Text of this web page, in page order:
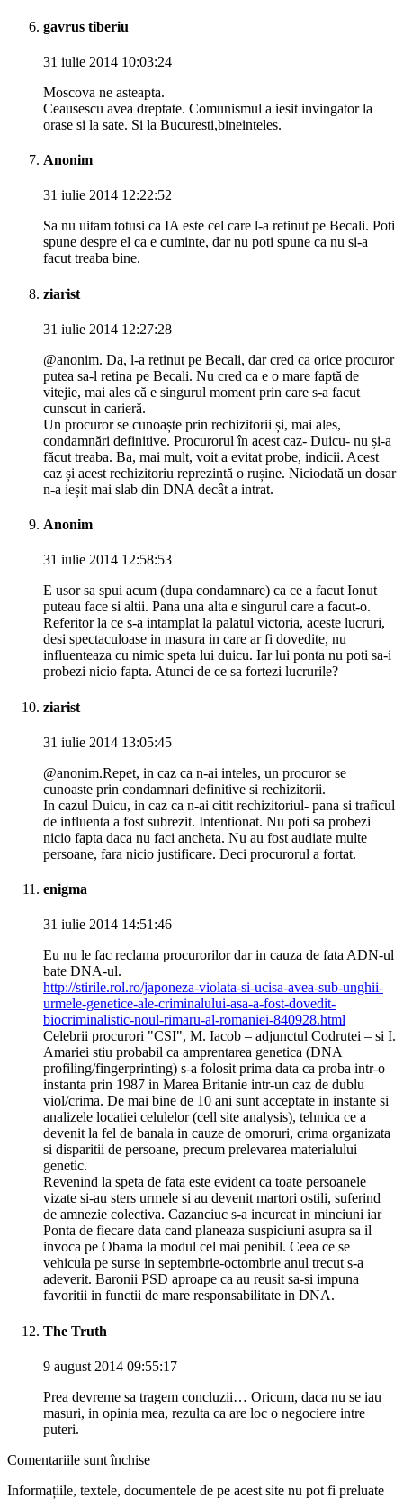
gavrus tiberiu
31 iulie 2014 10:03:24
Moscova ne asteapta.
Ceausescu avea dreptate. Comunismul a iesit invingator la
orase si la sate. Si la Bucuresti,bineinteles.
Anonim
31 iulie 2014 12:22:52
Sa nu uitam totusi ca IA este cel care l-a retinut pe Becali. Poti
spune despre el ca e cuminte, dar nu poti spune ca nu si-a
facut treaba bine.
ziarist
31 iulie 2014 12:27:28
@anonim. Da, l-a retinut pe Becali, dar cred ca orice procuror
putea sa-l retina pe Becali. Nu cred ca e o mare faptă de
vitejie, mai ales că e singurul moment prin care s-a facut
cunscut in carieră.
Un procuror se cunoaște prin rechizitorii și, mai ales,
condamnări definitive. Procurorul în acest caz- Duicu- nu și-a
făcut treaba. Ba, mai mult, voit a evitat probe, indicii. Acest
caz și acest rechizitoriu reprezintă o rușine. Niciodată un dosar
n-a ieșit mai slab din DNA decât a intrat.
Anonim
31 iulie 2014 12:58:53
E usor sa spui acum (dupa condamnare) ca ce a facut Ionut
puteau face si altii. Pana una alta e singurul care a facut-o.
Referitor la ce s-a intamplat la palatul victoria, aceste lucruri,
desi spectaculoase in masura in care ar fi dovedite, nu
influenteaza cu nimic speta lui duicu. Iar lui ponta nu poti sa-i
probezi nicio fapta. Atunci de ce sa fortezi lucrurile?
ziarist
31 iulie 2014 13:05:45
@anonim.Repet, in caz ca n-ai inteles, un procuror se
cunoaste prin condamnari definitive si rechizitorii.
In cazul Duicu, in caz ca n-ai citit rechizitoriul- pana si traficul
de influenta a fost subrezit. Intentionat. Nu poti sa probezi
nicio fapta daca nu faci ancheta. Nu au fost audiate multe
persoane, fara nicio justificare. Deci procurorul a fortat.
enigma
31 iulie 2014 14:51:46
Eu nu le fac reclama procurorilor dar in cauza de fata ADN-ul
bate DNA-ul.
http://stirile.rol.ro/japoneza-violata-si-ucisa-avea-sub-unghii-
urmele-genetice-ale-criminalului-asa-a-fost-dovedit-
biocriminalistic-noul-rimaru-al-romaniei-840928.html
Celebrii procurori "CSI", M. Iacob – adjunctul Codrutei – si I.
Amariei stiu probabil ca amprentarea genetica (DNA
profiling/fingerprinting) s-a folosit prima data ca proba intr-o
instanta prin 1987 in Marea Britanie intr-un caz de dublu
viol/crima. De mai bine de 10 ani sunt acceptate in instante si
analizele locatiei celulelor (cell site analysis), tehnica ce a
devenit la fel de banala in cauze de omoruri, crima organizata
si disparitii de persoane, precum prelevarea materialului
genetic.
Revenind la speta de fata este evident ca toate persoanele
vizate si-au sters urmele si au devenit martori ostili, suferind
de amnezie colectiva. Cazanciuc s-a incurcat in minciuni iar
Ponta de fiecare data cand planeaza suspiciuni asupra sa il
invoca pe Obama la modul cel mai penibil. Ceea ce se
vehicula pe surse in septembrie-octombrie anul trecut s-a
adeverit. Baronii PSD aproape ca au reusit sa-si impuna
favoritii in functii de mare responsabilitate in DNA.
The Truth
9 august 2014 09:55:17
Prea devreme sa tragem concluzii… Oricum, daca nu se iau
masuri, in opinia mea, rezulta ca are loc o negociere intre
puteri.
Comentariile sunt închise
Informațiile, textele, documentele de pe acest site nu pot fi preluate